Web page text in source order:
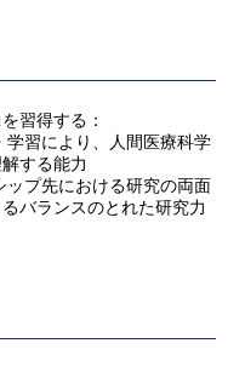
習得する：
学習により、人間医療科学
する能力
ップ先における研究の両面
バランスのとれた研究力